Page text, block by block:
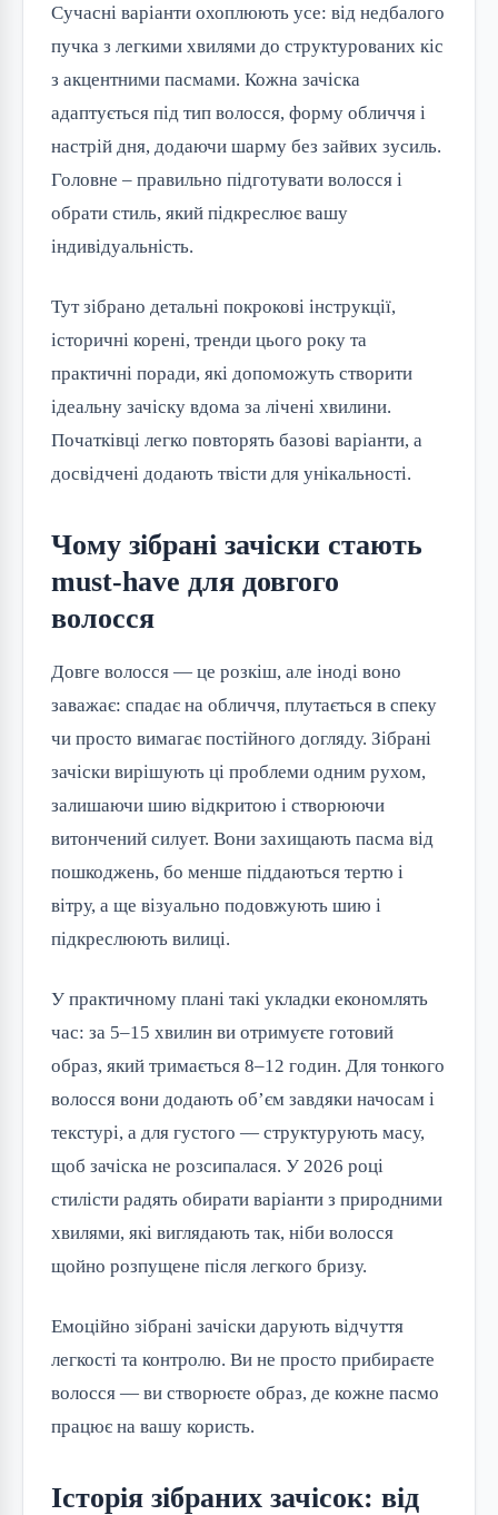
Сучасні варіанти охоплюють усе: від недбалого
пучка з легкими хвилями до структурованих кіс
з акцентними пасмами. Кожна зачіска
адаптується під тип волосся, форму обличчя і
настрій дня, додаючи шарму без зайвих зусиль.
Головне – правильно підготувати волосся і
обрати стиль, який підкреслює вашу
індивідуальність.
Тут зібрано детальні покрокові інструкції,
історичні корені, тренди цього року та
практичні поради, які допоможуть створити
ідеальну зачіску вдома за лічені хвилини.
Початківці легко повторять базові варіанти, а
досвідчені додають твісти для унікальності.
Чому зібрані зачіски стають
must-have для довгого
волосся
Довге волосся — це розкіш, але іноді воно
заважає: спадає на обличчя, плутається в спеку
чи просто вимагає постійного догляду. Зібрані
зачіски вирішують ці проблеми одним рухом,
залишаючи шию відкритою і створюючи
витончений силует. Вони захищають пасма від
пошкоджень, бо менше піддаються тертю і
вітру, а ще візуально подовжують шию і
підкреслюють вилиці.
У практичному плані такі укладки економлять
час: за 5–15 хвилин ви отримуєте готовий
образ, який тримається 8–12 годин. Для тонкого
волосся вони додають об’єм завдяки начосам і
текстурі, а для густого — структурують масу,
щоб зачіска не розсипалася. У 2026 році
стилісти радять обирати варіанти з природними
хвилями, які виглядають так, ніби волосся
щойно розпущене після легкого бризу.
Емоційно зібрані зачіски дарують відчуття
легкості та контролю. Ви не просто прибираєте
волосся — ви створюєте образ, де кожне пасмо
працює на вашу користь.
Історія зібраних зачісок: від